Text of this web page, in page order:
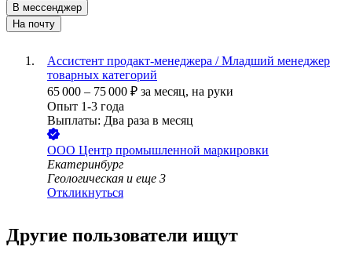
В мессенджер
На почту
Ассистент продакт-менеджера / Младший менеджер
товарных категорий
65 000 – 75 000 ₽ за месяц, на руки
Опыт 1-3 года
Выплаты: Два раза в месяц
ООО Центр промышленной маркировки
Екатеринбург
Геологическая и еще 3
Откликнуться
Другие пользователи ищут